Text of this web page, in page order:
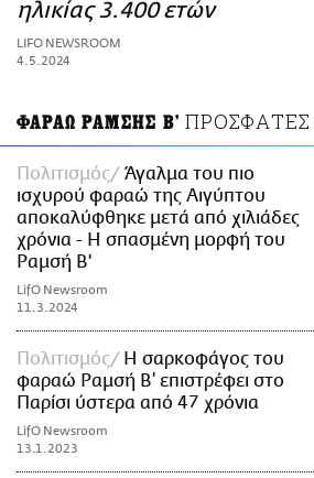
PRINT
ηλικίας 3.400 ετών
LIFO NEWSROOM
4.5.2024
ΦΑΡΑΩ ΡΑΜΣΗΣ Β' ΠΡΟΣΦΑΤΕΣ
Πολιτισμός
Άγαλμα του πιο
ισχυρού φαραώ της Αιγύπτου
αποκαλύφθηκε μετά από χιλιάδες
χρόνια - Η σπασμένη μορφή του
Ραμσή Β'
LifO Newsroom
11.3.2024
Πολιτισμός
Η σαρκοφάγος του
φαραώ Ραμσή Β’ επιστρέφει στο
Παρίσι ύστερα από 47 χρόνια
LifO Newsroom
13.1.2023